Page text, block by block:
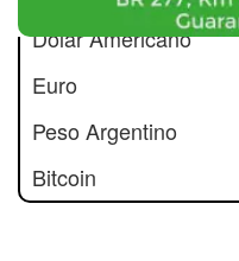
Dólar Americano
Euro
Peso Argentino
Bitcoin